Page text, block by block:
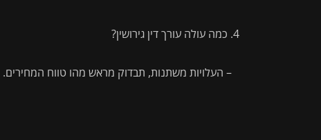
כמה עולה עורך דין גירושין?
– העלויות משתנות, תבדוק מראש מהו טווח המחירים.